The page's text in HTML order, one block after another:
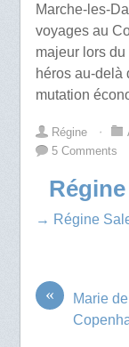
Marche-les-
voyages au
majeur lors
héros au-delà
mutation
Régine ⋅
5 Comments
→ Régine
«
Marie